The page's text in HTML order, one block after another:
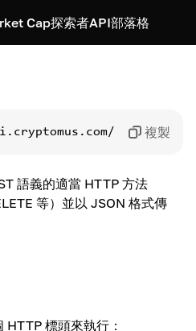
Cap探索者API部落格
複製
語義的適當 HTTP 方法
等）並以 JSON 格式傳
標頭來執行：